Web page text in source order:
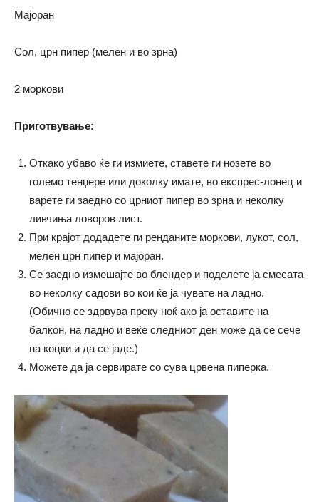
Мајоран
Сол, црн пипер (мелен и во зрна)
2 моркови
Приготвување:
Откако убаво ќе ги измиете, ставете ги нозете во
големо тенџере или доколку имате, во експрес-лонец и
варете ги заедно со црниот пипер во зрна и неколку
ливчиња ловоров лист.
При крајот додадете ги ренданите моркови, лукот, сол,
мелен црн пипер и мајоран.
Се заедно измешајте во блендер и поделете ја смесата
во неколку садови во кои ќе ја чувате на ладно.
(Обично се здрвува преку ноќ ако ја оставите на
балкон, на ладно и веќе следниот ден може да се сече
на коцки и да се јаде.)
Можете да ја сервирате со сува црвена пиперка.